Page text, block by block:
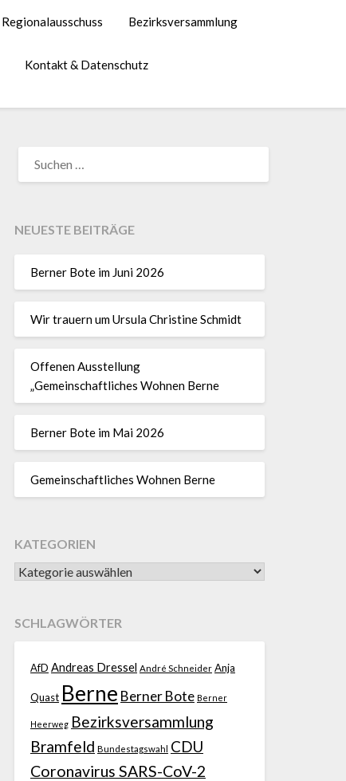
Regionalausschuss Bezirksversammlung
Kontakt & Datenschutz
NEUESTE BEITRÄGE
Berner Bote im Juni 2026
Wir trauern um Ursula Christine Schmidt
Offenen Ausstellung
„Gemeinschaftliches Wohnen Berne
Berner Bote im Mai 2026
Gemeinschaftliches Wohnen Berne
KATEGORIEN
SCHLAGWÖRTER
AfD Andreas Dressel André Schneider Anja
Quast Berne Berner Bote Berner
Heerweg Bezirksversammlung
Bramfeld Bundestagswahl CDU
Coronavirus SARS-CoV-2